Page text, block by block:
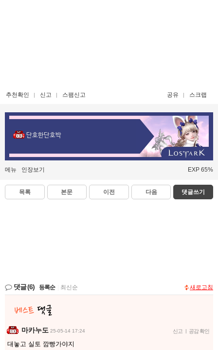
추천확인 신고 스팸신고 공유 스크랩
단호한단호박
메뉴 인장보기 EXP 65%
목록 본문 이전 다음 댓글쓰기
댓글(6) 등록순 최신순 새로고침
마카누도 25-05-14 17:24 신고 | 공감 확인
대놓고 실토 깜빵가야지